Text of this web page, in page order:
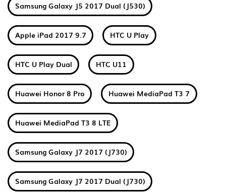
Samsung Galaxy J5 2017 Dual (J530)
Apple iPad 2017 9.7 HTC U Play
HTC U Play Dual HTC U11
Huawei Honor 8 Pro Huawei MediaPad T3 7
Huawei MediaPad T3 8 LTE
Samsung Galaxy J7 2017 (J730)
Samsung Galaxy J7 2017 Dual (J730)